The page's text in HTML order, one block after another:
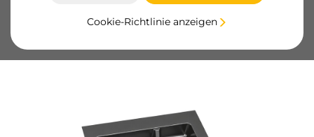
Cookie-Richtlinie anzeigen
Produktblatt